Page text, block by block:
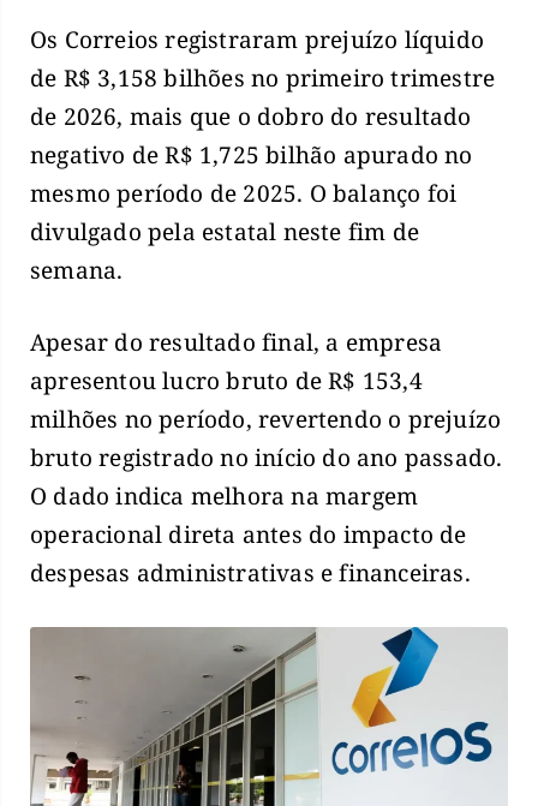
Os Correios registraram prejuízo líquido
de R$ 3,158 bilhões no primeiro trimestre
de 2026, mais que o dobro do resultado
negativo de R$ 1,725 bilhão apurado no
mesmo período de 2025. O balanço foi
divulgado pela estatal neste fim de
semana.
Apesar do resultado final, a empresa
apresentou lucro bruto de R$ 153,4
milhões no período, revertendo o prejuízo
bruto registrado no início do ano passado.
O dado indica melhora na margem
operacional direta antes do impacto de
despesas administrativas e financeiras.